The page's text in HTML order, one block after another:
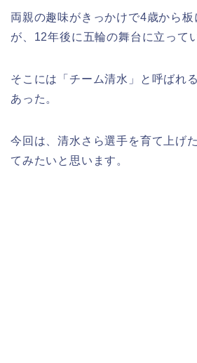
両親の趣味がきっかけで4歳から
が、12年後に五輪の舞台に立って
そこには「チーム清水」と呼ばれる
あった。
今回は、清水さら選手を育て上げ
てみたいと思います。